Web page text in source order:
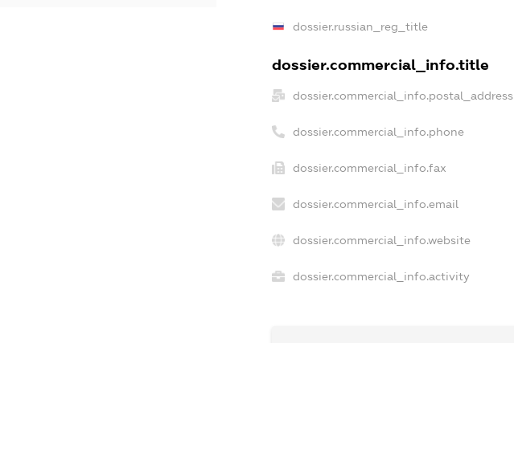
dossier.russian_reg_title
dossier.commercial_info.title
dossier.commercial_info.postal_address
dossier.commercial_info.phone
dossier.commercial_info.fax
dossier.commercial_info.email
dossier.commercial_info.website
dossier.commercial_info.activity